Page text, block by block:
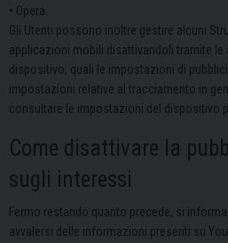
• Opera
Gli Utenti possono inoltre gestire alcuni
applicazioni mobili disattivandoli tramite le
dispositivo, quali le impostazioni di
impostazioni relative al tracciamento in
consultare le impostazioni del dispositivo
Come disattivare la
sugli interessi
Fermo restando quanto precede, si
avvalersi delle informazioni presenti su